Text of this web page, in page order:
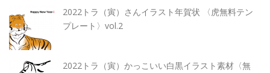
2022トラ（寅）さんイラスト年賀状 〈虎無料テン
プレート〉vol.2
2022トラ（寅）かっこいい白黒イラスト素材〈無